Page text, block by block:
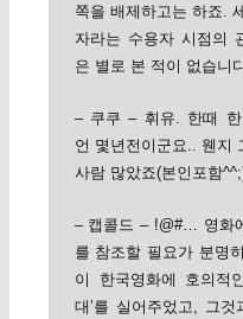
쪽을 배제하고는 하죠.
자라는 수용자 시점의
은 별로 본 적이 없습니
– 쿠쿠 – 휘유. 한때 한
언 몇년전이군요.. 웬지
사람 많았죠(본인포함
– 캡콜드 – !@#… 영화
를 참조할 필요가 분명
이 한국영화에 호의적
대’를 실어주었고, 그